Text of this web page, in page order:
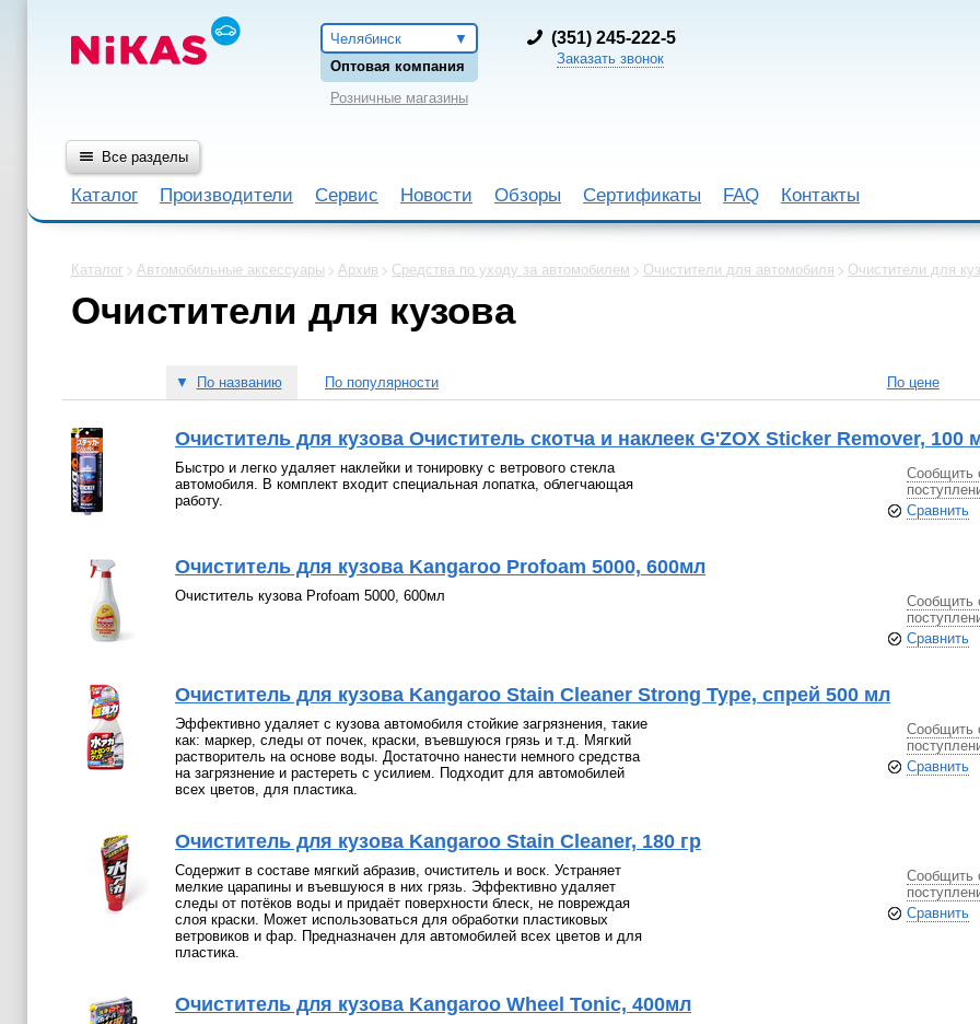
Челябинск
Оптовая компания
Розничные магазины
(351) 245-222-5
Заказать звонок
Все разделы
Каталог Производители Сервис Новости Обзоры Сертификаты FAQ Контакты
Каталог Автомобильные аксессуары Архив Средства по уходу за автомобилем Очистители для автомобиля Очистители для
Очистители для кузова
По цене
▼ По названию По популярности
Очиститель для кузова Очиститель скотча и наклеек G'ZOX Sticker Remover, 100
Быстро и легко удаляет наклейки и тонировку с ветрового стекла
автомобиля. В комплект входит специальная лопатка, облегчающая
работу.
Сообщить
Сравнить
Очиститель для кузова Kangaroo Profoam 5000, 600мл
Очиститель кузова Profoam 5000, 600мл
Сообщить
Сравнить
Очиститель для кузова Kangaroo Stain Cleaner Strong Type, спрей 500 мл
Эффективно удаляет с кузова автомобиля стойкие загрязнения, такие
как: маркер, следы от почек, краски, въевшуюся грязь и т.д. Мягкий
растворитель на основе воды. Достаточно нанести немного средства
на загрязнение и растереть с усилием. Подходит для автомобилей
всех цветов, для пластика.
Сообщить
Сравнить
Очиститель для кузова Kangaroo Stain Cleaner, 180 гр
Содержит в составе мягкий абразив, очиститель и воск. Устраняет
мелкие царапины и въевшуюся в них грязь. Эффективно удаляет
следы от потёков воды и придаёт поверхности блеск, не повреждая
слоя краски. Может использоваться для обработки пластиковых
ветровиков и фар. Предназначен для автомобилей всех цветов и для
пластика.
Сообщить
Сравнить
Очиститель для кузова Kangaroo Wheel Tonic, 400мл